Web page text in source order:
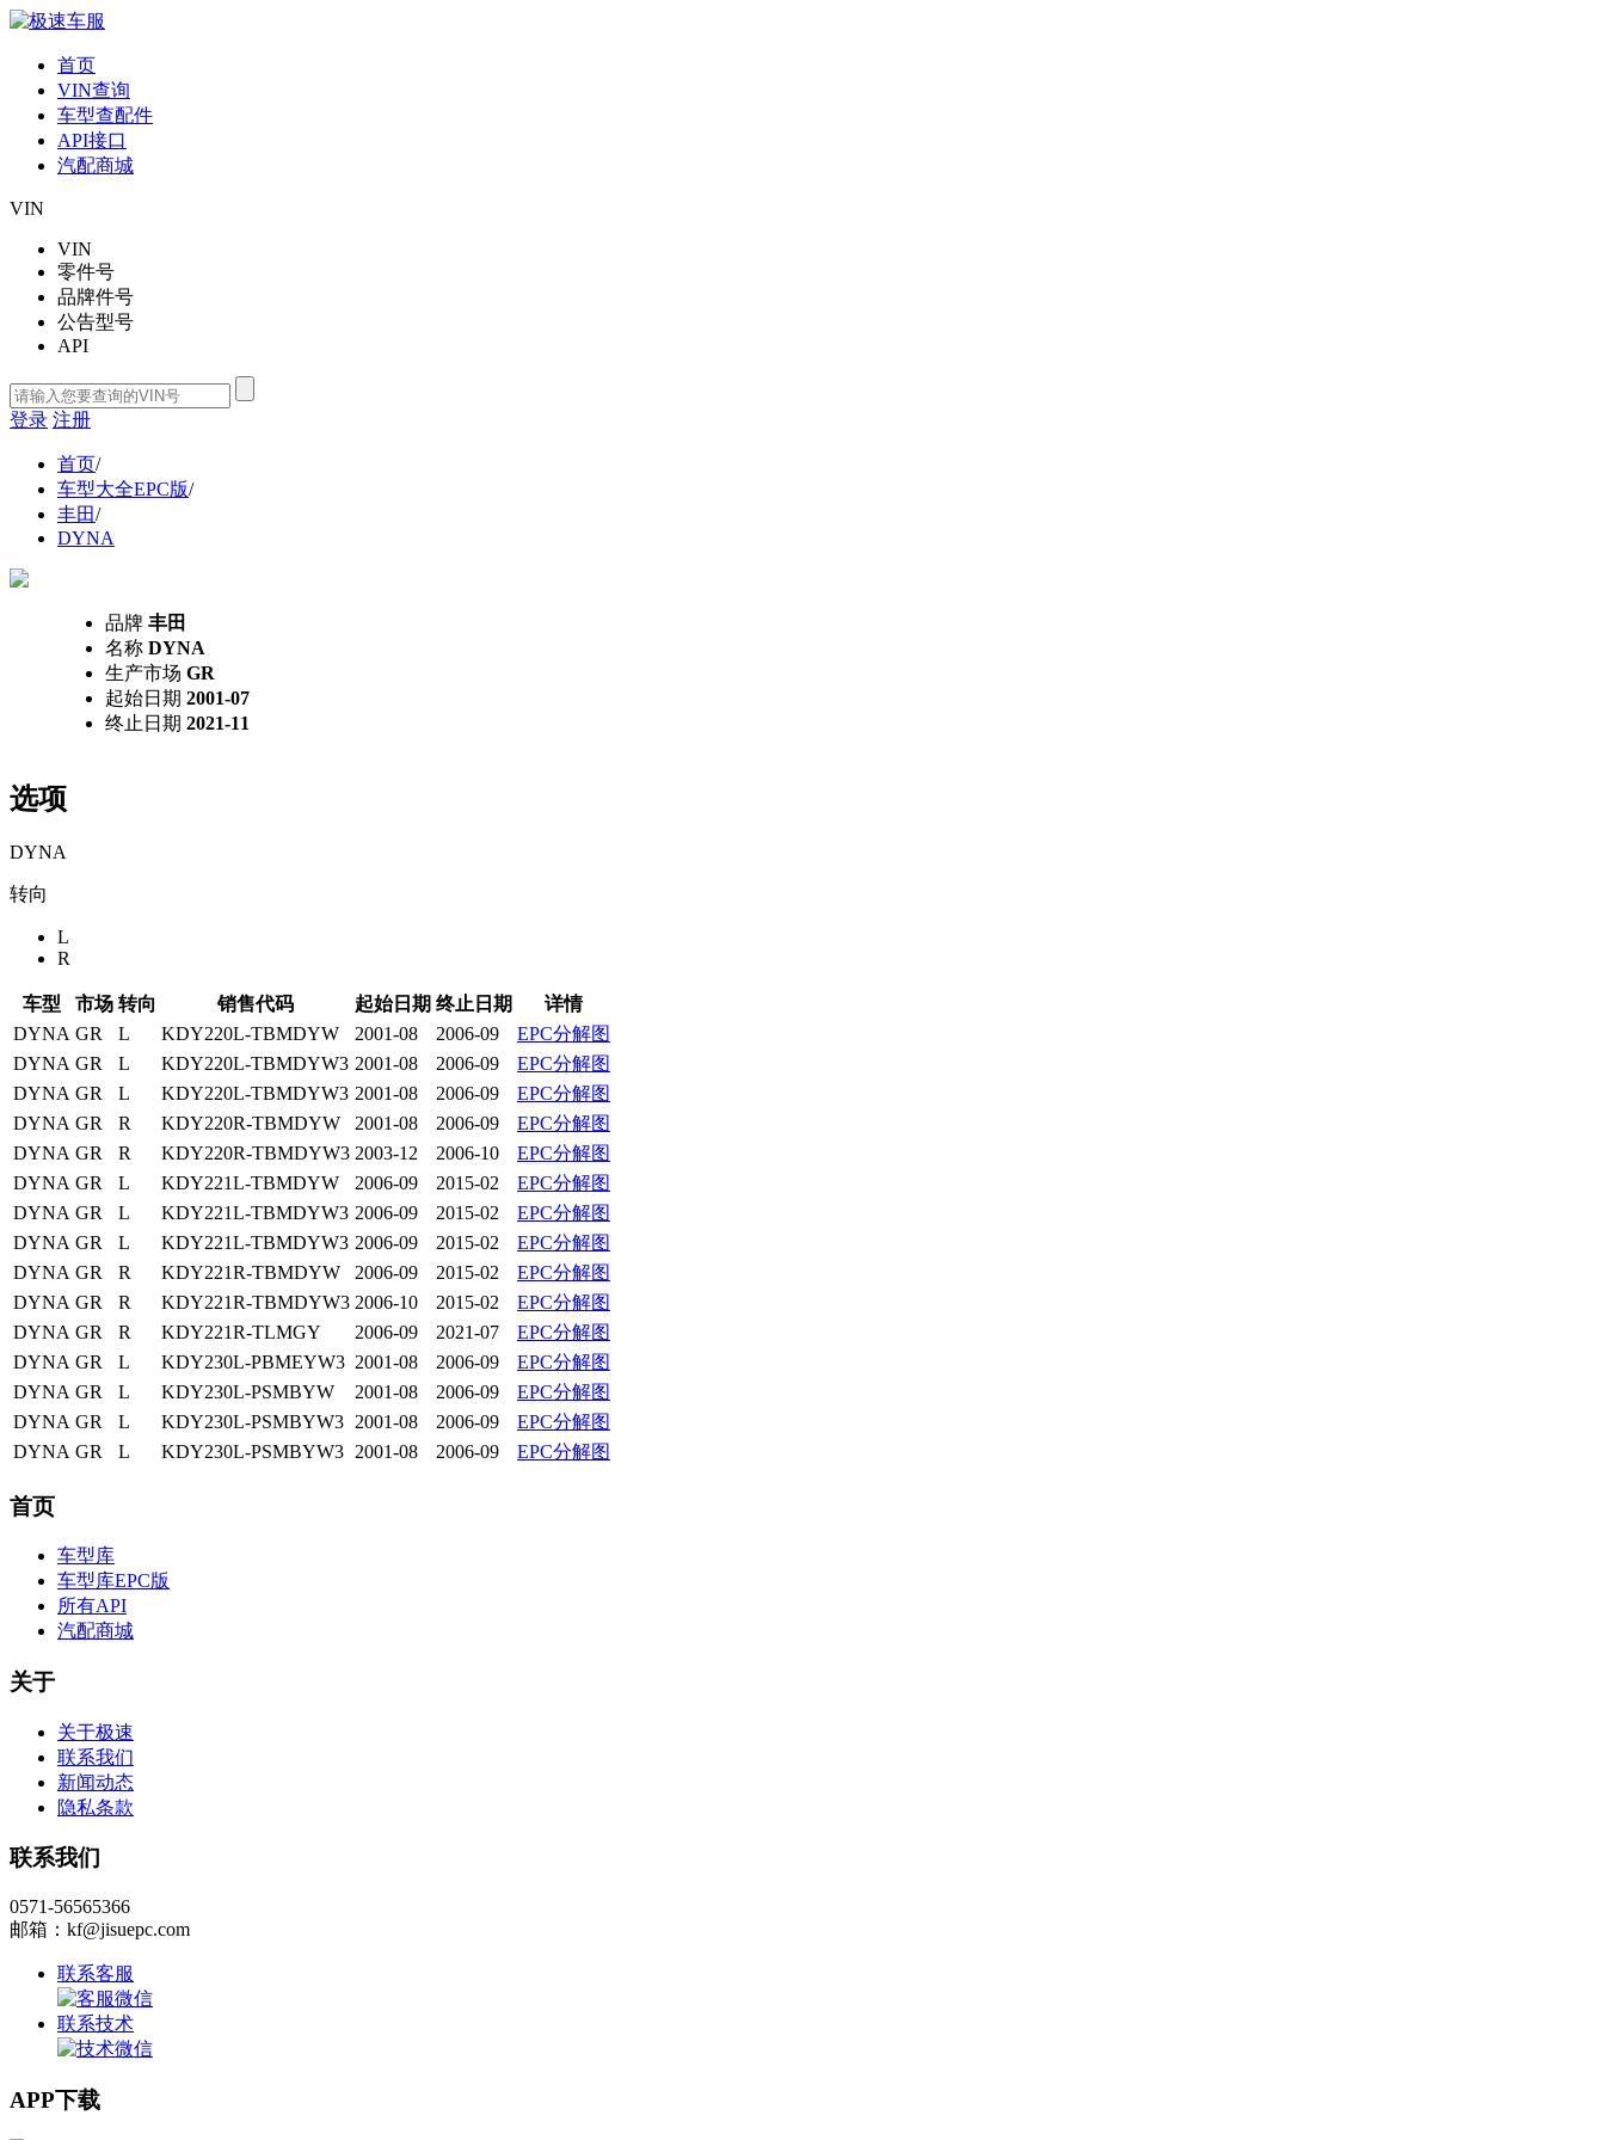
首页
VIN查询
车型查配件
API接口
汽配商城
VIN
VIN
零件号
品牌件号
公告型号
API
登录 注册
首页/
车型大全EPC版/
丰田/
DYNA
品牌 丰田
名称 DYNA
生产市场 GR
起始日期 2001-07
终止日期 2021-11
选项
DYNA
转向
L
R
车型 市场 转向 销售代码 起始日期 终止日期
详情
DYNA GR L KDY220L-TBMDYW 2001-08 2006-09
EPC分解图
DYNA GR L KDY220L-TBMDYW3 2001-08 2006-09
EPC分解图
DYNA GR L KDY220L-TBMDYW3 2001-08 2006-09
EPC分解图
DYNA GR R KDY220R-TBMDYW 2001-08 2006-09
EPC分解图
DYNA GR R KDY220R-TBMDYW3 2003-12 2006-10
EPC分解图
DYNA GR L KDY221L-TBMDYW 2006-09 2015-02
EPC分解图
DYNA GR L KDY221L-TBMDYW3 2006-09 2015-02
EPC分解图
DYNA GR L KDY221L-TBMDYW3 2006-09 2015-02
EPC分解图
DYNA GR R KDY221R-TBMDYW 2006-09 2015-02
EPC分解图
DYNA GR R KDY221R-TBMDYW3 2006-10 2015-02
EPC分解图
DYNA GR R KDY221R-TLMGY 2006-09 2021-07
EPC分解图
DYNA GR L KDY230L-PBMEYW3 2001-08 2006-09
EPC分解图
DYNA GR L KDY230L-PSMBYW 2001-08 2006-09
EPC分解图
DYNA GR L KDY230L-PSMBYW3 2001-08 2006-09
EPC分解图
DYNA GR L KDY230L-PSMBYW3 2001-08 2006-09 EPC分解图
首页
车型库
车型库EPC版
所有API
汽配商城
关于
关于极速
联系我们
新闻动态
隐私条款
联系我们
0571-56565366
邮箱：kf@jisuepc.com
联系客服
联系技术
APP下载